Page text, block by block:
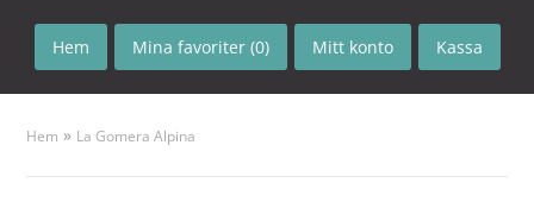
Hem Mina favoriter (0) Mitt konto Kassa
Hem » La Gomera Alpina